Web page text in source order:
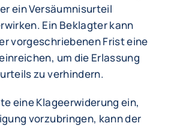
ein Versäumnisurteil
Ein Beklagter kann
vorgeschriebenen Frist eine
um die Erlassung
zu verhindern.
eine Klageerwiderung ein,
vorzubringen, kann der